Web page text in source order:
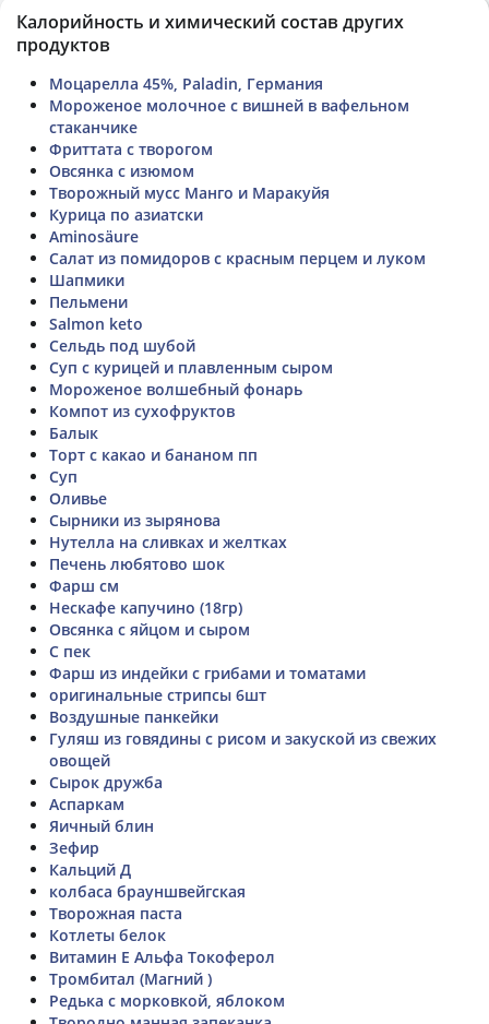
Калорийность и химический состав других
продуктов
Моцарелла 45%, Paladin, Германия
Мороженое молочное с вишней в вафельном
стаканчике
Фриттата с творогом
Овсянка с изюмом
Творожный мусс Манго и Маракуйя
Курица по азиатски
Aminosäure
Салат из помидоров с красным перцем и луком
Шапмики
Пельмени
Salmon keto
Сельдь под шубой
Суп с курицей и плавленным сыром
Мороженое волшебный фонарь
Компот из сухофруктов
Балык
Торт с какао и бананом пп
Суп
Оливье
Сырники из зырянова
Нутелла на сливках и желтках
Печень любятово шок
Фарш см
Нескафе капучино (18гр)
Овсянка с яйцом и сыром
С пек
Фарш из индейки с грибами и томатами
оригинальные стрипсы 6шт
Воздушные панкейки
Гуляш из говядины с рисом и закуской из свежих
овощей
Сырок дружба
Аспаркам
Яичный блин
Зефир
Кальций Д
колбаса брауншвейгская
Творожная паста
Котлеты белок
Витамин Е Альфа Токоферол
Тромбитал (Магний )
Редька с морковкой, яблоком